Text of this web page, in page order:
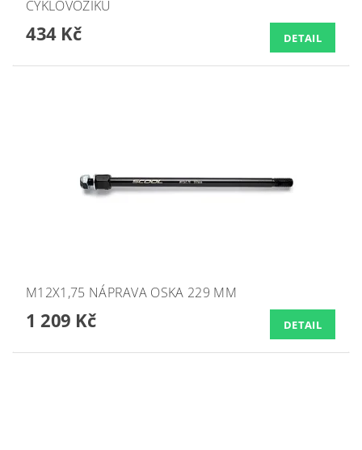
CYKLOVOZÍKU
434 Kč DETAIL
M12X1,75 NÁPRAVA OSKA 229 MM
1 209 Kč DETAIL